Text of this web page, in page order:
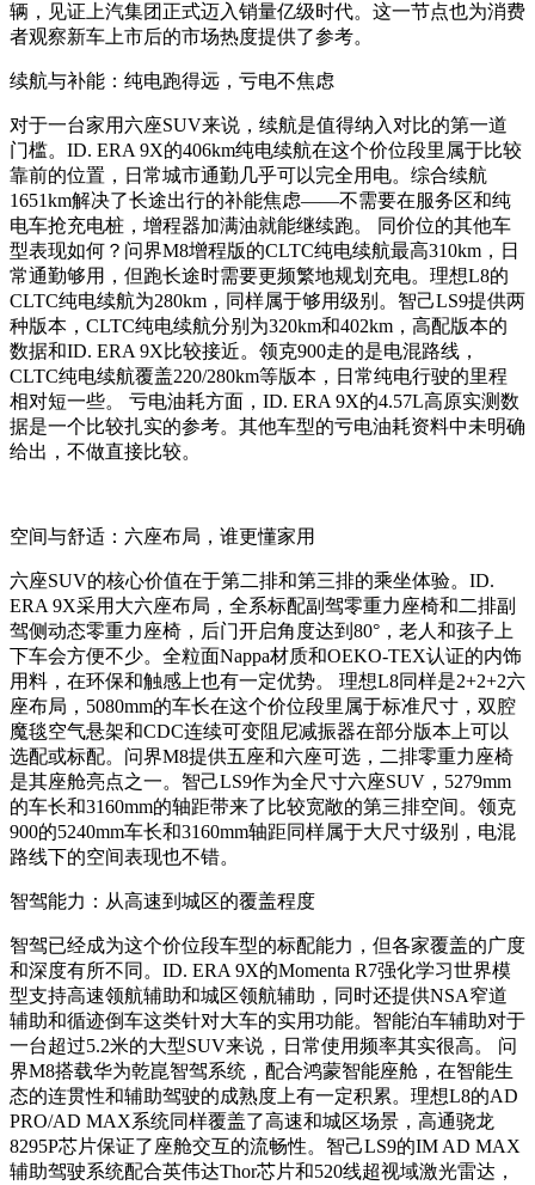
辆，见证上汽集团正式迈入销量亿级时代。这一节点也为消费
者观察新车上市后的市场热度提供了参考。
续航与补能：纯电跑得远，亏电不焦虑
对于一台家用六座SUV来说，续航是值得纳入对比的第一道
门槛。ID. ERA 9X的406km纯电续航在这个价位段里属于比较
靠前的位置，日常城市通勤几乎可以完全用电。综合续航
1651km解决了长途出行的补能焦虑——不需要在服务区和纯
电车抢充电桩，增程器加满油就能继续跑。 同价位的其他车
型表现如何？问界M8增程版的CLTC纯电续航最高310km，日
常通勤够用，但跑长途时需要更频繁地规划充电。理想L8的
CLTC纯电续航为280km，同样属于够用级别。智己LS9提供两
种版本，CLTC纯电续航分别为320km和402km，高配版本的
数据和ID. ERA 9X比较接近。领克900走的是电混路线，
CLTC纯电续航覆盖220/280km等版本，日常纯电行驶的里程
相对短一些。 亏电油耗方面，ID. ERA 9X的4.57L高原实测数
据是一个比较扎实的参考。其他车型的亏电油耗资料中未明确
给出，不做直接比较。
空间与舒适：六座布局，谁更懂家用
六座SUV的核心价值在于第二排和第三排的乘坐体验。ID.
ERA 9X采用大六座布局，全系标配副驾零重力座椅和二排副
驾侧动态零重力座椅，后门开启角度达到80°，老人和孩子上
下车会方便不少。全粒面Nappa材质和OEKO-TEX认证的内饰
用料，在环保和触感上也有一定优势。 理想L8同样是2+2+2六
座布局，5080mm的车长在这个价位段里属于标准尺寸，双腔
魔毯空气悬架和CDC连续可变阻尼减振器在部分版本上可以
选配或标配。问界M8提供五座和六座可选，二排零重力座椅
是其座舱亮点之一。智己LS9作为全尺寸六座SUV，5279mm
的车长和3160mm的轴距带来了比较宽敞的第三排空间。领克
900的5240mm车长和3160mm轴距同样属于大尺寸级别，电混
路线下的空间表现也不错。
智驾能力：从高速到城区的覆盖程度
智驾已经成为这个价位段车型的标配能力，但各家覆盖的广度
和深度有所不同。ID. ERA 9X的Momenta R7强化学习世界模
型支持高速领航辅助和城区领航辅助，同时还提供NSA窄道
辅助和循迹倒车这类针对大车的实用功能。智能泊车辅助对于
一台超过5.2米的大型SUV来说，日常使用频率其实很高。 问
界M8搭载华为乾崑智驾系统，配合鸿蒙智能座舱，在智能生
态的连贯性和辅助驾驶的成熟度上有一定积累。理想L8的AD
PRO/AD MAX系统同样覆盖了高速和城区场景，高通骁龙
8295P芯片保证了座舱交互的流畅性。智己LS9的IM AD MAX
辅助驾驶系统配合英伟达Thor芯片和520线超视域激光雷达，